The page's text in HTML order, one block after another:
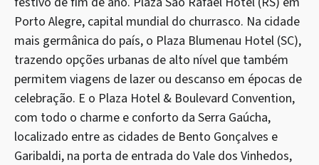
Porto Alegre, capital mundial do churrasco. Na cidade
mais germânica do país, o Plaza Blumenau Hotel (SC),
trazendo opções urbanas de alto nível que também
permitem viagens de lazer ou descanso em épocas de
celebração. E o Plaza Hotel & Boulevard Convention,
com todo o charme e conforto da Serra Gaúcha,
localizado entre as cidades de Bento Gonçalves e
Garibaldi, na porta de entrada do Vale dos Vinhedos,